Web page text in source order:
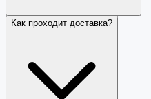
Как проходит доставка?